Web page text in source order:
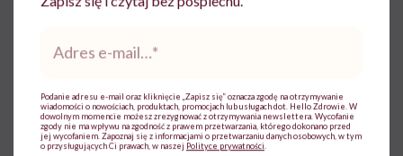
Magdalena Bury-Motyl
Z wykształcenia - dziennikarka, pedagożka
i ekspertka ds. żywienia
*
Podanie adresu e-mail oraz kliknięcie „Zapisz się” oznacza zgodę na otrzymywanie
wiadomości o nowościach, produktach, promocjach lub usługach dot. Hello Zdrowie. W
dowolnym momencie możesz zrezygnować z otrzymywania newslettera. Wycofanie
zgody nie ma wpływu na zgodność z prawem przetwarzania, którego dokonano przed
jej wycofaniem. Zapoznaj się z informacjami o przetwarzaniu danych osobowych, w tym
o przysługujących Ci prawach, w naszej Polityce prywatności